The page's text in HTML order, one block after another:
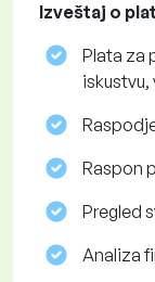
Izveštaj o
Plata za
Raspon
Pregled
Analiza